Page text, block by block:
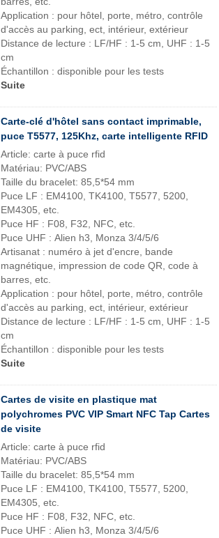
Application : pour hôtel, porte, métro, contrôle
d'accès au parking, ect, intérieur, extérieur
Distance de lecture : LF/HF : 1-5 cm, UHF : 1-5
cm
Échantillon : disponible pour les tests
Suite
Carte-clé d'hôtel sans contact imprimable,
puce T5577, 125Khz, carte intelligente RFID
Article: carte à puce rfid
Matériau: PVC/ABS
Taille du bracelet: 85,5*54 mm
Puce LF : EM4100, TK4100, T5577, 5200,
EM4305, etc.
Puce HF : F08, F32, NFC, etc.
Puce UHF : Alien h3, Monza 3/4/5/6
Artisanat : numéro à jet d'encre, bande
magnétique, impression de code QR, code à
barres, etc.
Application : pour hôtel, porte, métro, contrôle
d'accès au parking, ect, intérieur, extérieur
Distance de lecture : LF/HF : 1-5 cm, UHF : 1-5
cm
Échantillon : disponible pour les tests
Suite
Cartes de visite en plastique mat
polychromes PVC VIP Smart NFC Tap Cartes
de visite
Article: carte à puce rfid
Matériau: PVC/ABS
Taille du bracelet: 85,5*54 mm
Puce LF : EM4100, TK4100, T5577, 5200,
EM4305, etc.
Puce HF : F08, F32, NFC, etc.
Puce UHF : Alien h3, Monza 3/4/5/6